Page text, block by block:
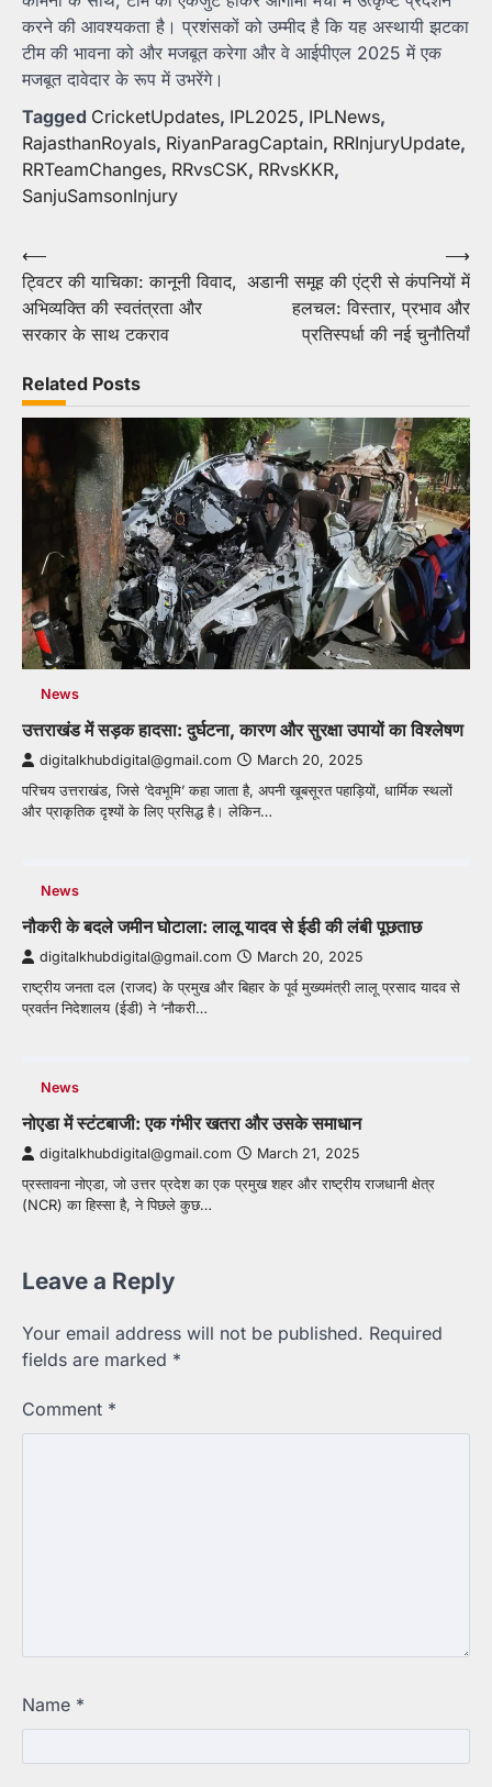
करने की आवश्यकता है। प्रशंसकों को उम्मीद है कि यह अस्थायी झटका
टीम की भावना को और मजबूत करेगा और वे आईपीएल 2025 में एक
मजबूत दावेदार के रूप में उभरेंगे।
Tagged CricketUpdates, IPL2025, IPLNews,
RajasthanRoyals, RiyanParagCaptain, RRInjuryUpdate,
RRTeamChanges, RRvsCSK, RRvsKKR,
SanjuSamsonInjury
Post
navigation
⟵
ट्विटर की याचिका: कानूनी विवाद,
अभिव्यक्ति की स्वतंत्रता और
सरकार के साथ टकराव
अडानी समूह की एंट्री से कंपनियों में
हलचल: विस्तार, प्रभाव और
प्रतिस्पर्धा की नई चुनौतियाँ
⟶
Related Posts
News
उत्तराखंड में सड़क हादसा: दुर्घटना, कारण और सुरक्षा उपायों का विश्लेषण
digitalkhubdigital@gmail.com March 20, 2025
परिचय उत्तराखंड, जिसे ‘देवभूमि’ कहा जाता है, अपनी खूबसूरत पहाड़ियों, धार्मिक स्थलों
और प्राकृतिक दृश्यों के लिए प्रसिद्ध है। लेकिन…
News
नौकरी के बदले जमीन घोटाला: लालू यादव से ईडी की लंबी पूछताछ
digitalkhubdigital@gmail.com March 20, 2025
राष्ट्रीय जनता दल (राजद) के प्रमुख और बिहार के पूर्व मुख्यमंत्री लालू प्रसाद यादव से
प्रवर्तन निदेशालय (ईडी) ने ‘नौकरी…
News
नोएडा में स्टंटबाजी: एक गंभीर खतरा और उसके समाधान
digitalkhubdigital@gmail.com March 21, 2025
प्रस्तावना नोएडा, जो उत्तर प्रदेश का एक प्रमुख शहर और राष्ट्रीय राजधानी क्षेत्र
(NCR) का हिस्सा है, ने पिछले कुछ…
Leave a Reply
Your email address will not be published. Required
fields are marked *
Comment *
Name *